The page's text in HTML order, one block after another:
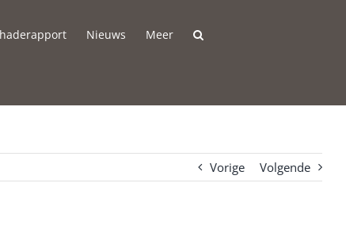
Nieuws Meer
Vorige Volgende